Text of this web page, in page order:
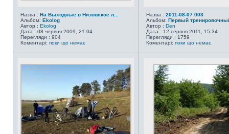
Назва : На Выходные в Низовское л...
Альбом: Ekolog
Автор : Ekolog
Дата : 08 червня 2009, 21:04
Перегляди : 904
Коментарі: поки що немає
Назва : 2011-08-07 003
Альбом: Первый
Автор : Den
Дата : 12 серпня 2011, 15:34
Перегляди : 1759
Коментарі: поки що немає